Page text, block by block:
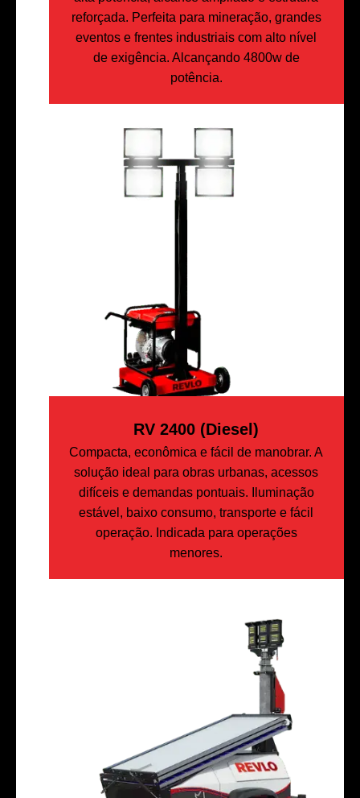
reforçada. Perfeita para mineração, grandes
eventos e frentes industriais com alto nível
de exigência. Alcançando 4800w de
potência.
RV 2400 (Diesel)
Compacta, econômica e fácil de manobrar. A
solução ideal para obras urbanas, acessos
difíceis e demandas pontuais. Iluminação
estável, baixo consumo, transporte e fácil
operação. Indicada para operações
menores.